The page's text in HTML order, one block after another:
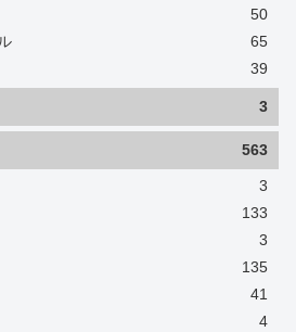
50
65
39
3
563
3
133
3
135
41
4